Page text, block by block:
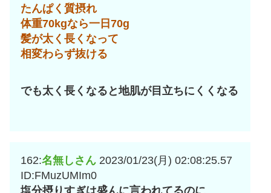
たんぱく質摂れ
体重70kgなら一日70g
髪が太く長くなって
相変わらず抜ける
でも太く長くなると地肌が目立ちにくくなる
162:名無しさん 2023/01/23(月) 02:08:25.57
ID:FMuzUMIm0
塩分摂りすぎは盛んに言われてるのに